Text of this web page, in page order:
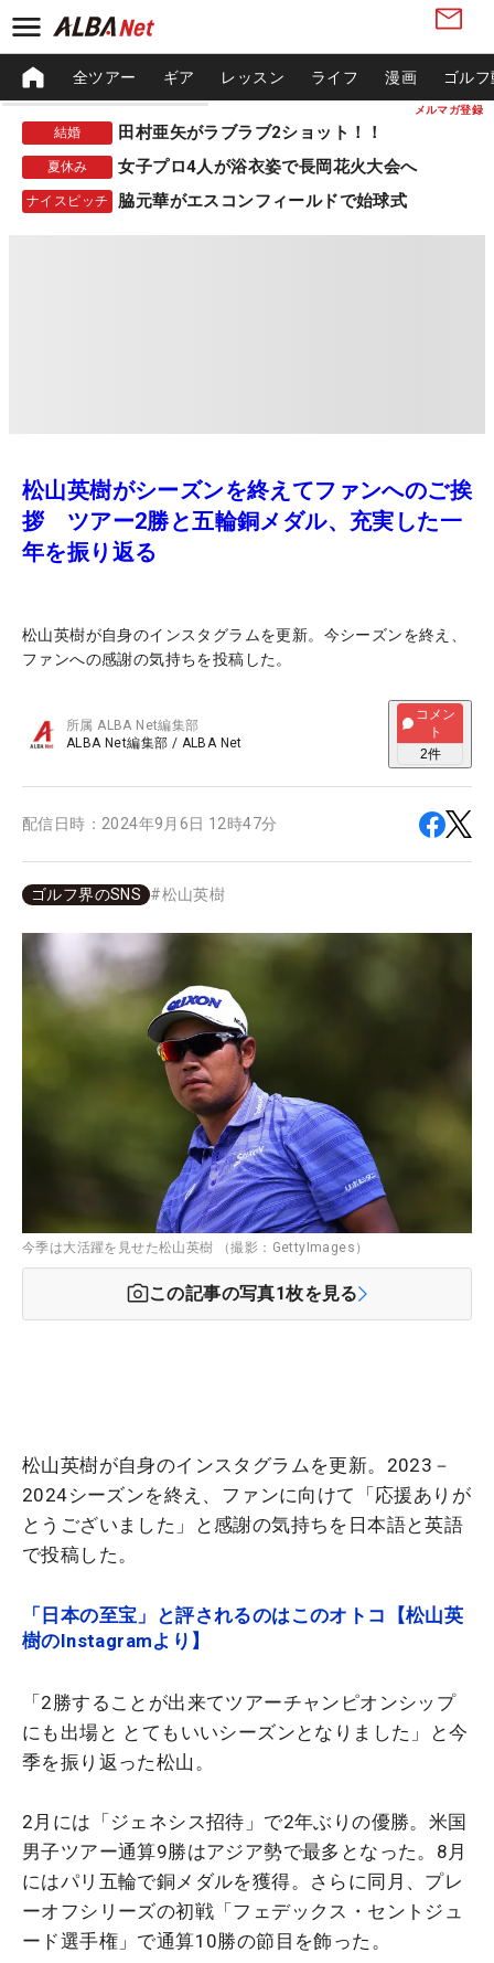
メルマガ登録
全ツアー ギア レッスン ライフ 漫画 ゴル
結婚 田村亜矢がラブラブ2ショット！！
夏休み 女子プロ4人が浴衣姿で長岡花火大会へ
ナイスピッチ 脇元華がエスコンフィールドで始球式
松山英樹がシーズンを終えてファンへのご挨
拶 ツアー2勝と五輪銅メダル、充実した一
年を振り返る
松山英樹が自身のインスタグラムを更新。今シーズンを終え、
ファンへの感謝の気持ちを投稿した。
所属ALBA Net編集部
ALBA Net編集部 / ALBA Net
コメン
ト
2件
配信日時： 2024年9月6日 12時47分
ゴルフ界のSNS #松山英樹
今季は大活躍を見せた松山英樹 （撮影：GettyImages）
この記事の写真1枚を見る
松山英樹が自身のインスタグラムを更新。2023－
2024シーズンを終え、ファンに向けて「応援ありが
とうございました」と感謝の気持ちを日本語と英語
で投稿した。
「日本の至宝」と評されるのはこのオトコ【松山英
樹のInstagramより】
「2勝することが出来てツアーチャンピオンシップ
にも出場と とてもいいシーズンとなりました」と今
季を振り返った松山。
2月には「ジェネシス招待」で2年ぶりの優勝。米国
男子ツアー通算9勝はアジア勢で最多となった。8月
にはパリ五輪で銅メダルを獲得。さらに同月、プレ
ーオフシリーズの初戦「フェデックス・セントジュ
ード選手権」で通算10勝の節目を飾った。